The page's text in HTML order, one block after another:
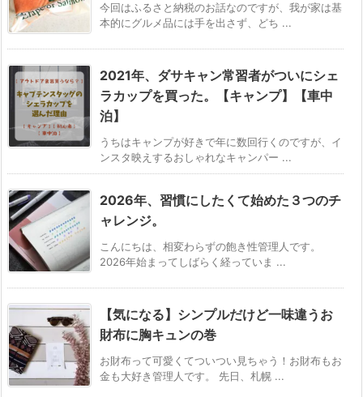
今回はふるさと納税のお話なのですが、我が家は基
本的にグルメ品には手を出さず、どち ...
2021年、ダサキャン常習者がついにシェ
ラカップを買った。【キャンプ】【車中
泊】
うちはキャンプが好きで年に数回行くのですが、イ
ンスタ映えするおしゃれなキャンパー ...
2026年、習慣にしたくて始めた３つのチ
ャレンジ。
こんにちは、相変わらずの飽き性管理人です。
2026年始まってしばらく経っていま ...
【気になる】シンプルだけど一味違うお
財布に胸キュンの巻
お財布って可愛くてついつい見ちゃう！お財布もお
金も大好き管理人です。 先日、札幌 ...